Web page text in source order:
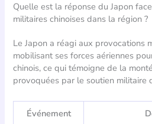
Quelle est la réponse du Japon
militaires chinoises dans la région ?
Le Japon a réagi aux provocations
mobilisant ses forces aériennes
chinois, ce qui témoigne de la
provoquées par le soutien militaire
Événement